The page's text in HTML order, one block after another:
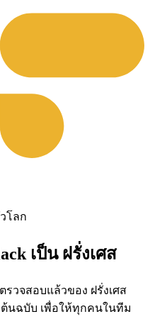
โลก
เป็น ฝรั่งเศส
รวจสอบแล้วของ ฝรั่งเศส
นฉบับ เพื่อให้ทุกคนในทีม